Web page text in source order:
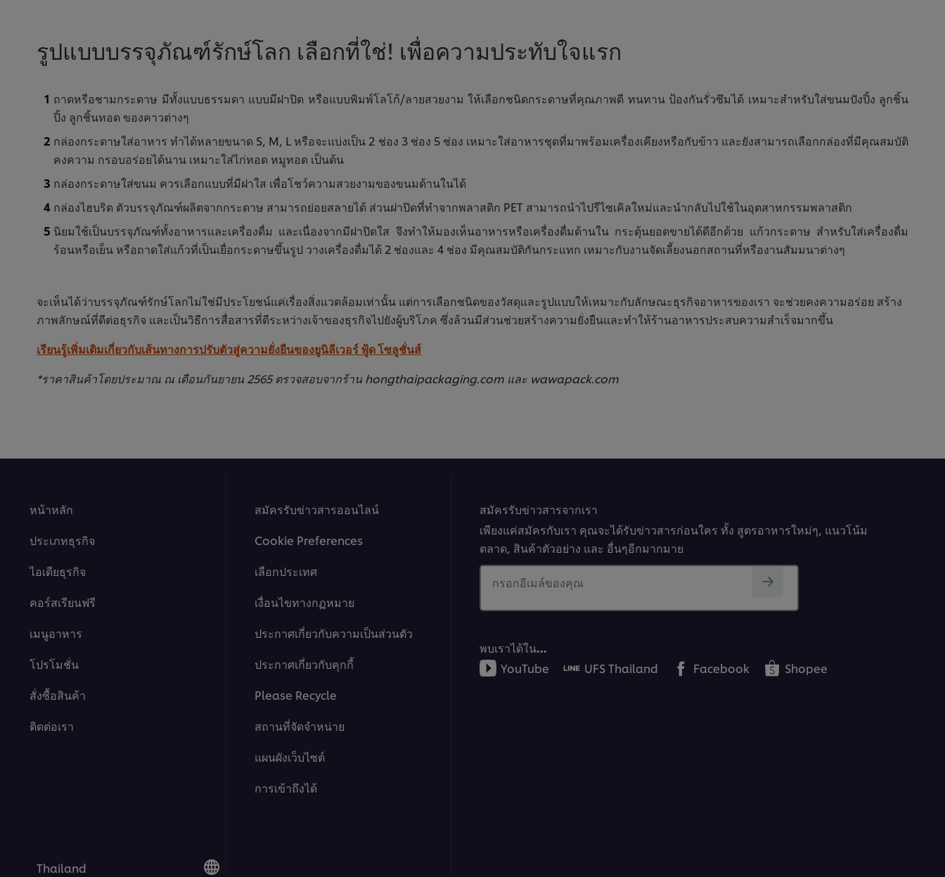
รูปแบบบรรจุภัณฑ์รักษ์โลก เลือกที่ใช่! เพื่อความประทับใจแรก
ถาดหรือชามกระดาษ มีทั้งแบบธรรมดา แบบมีฝาปิด หรือแบบพิมพ์โลโก้/ลายสวยงาม ให้เลือกชนิดกระดาษที่คุณภาพดี ทนทาน ป้องกันรั่วซึมได้ เหมาะสำหรับใส่ขนมปังปิ้ง ลูกชิ้น
ปิ้ง ลูกชิ้นทอด ของคาวต่างๆ
กล่องกระดาษใส่อาหาร ทำได้หลายขนาด S, M, L หรือจะแบ่งเป็น 2 ช่อง 3 ช่อง 5 ช่อง เหมาะใส่อาหารชุดที่มาพร้อมเครื่องเคียงหรือกับข้าว และยังสามารถเลือกกล่องที่มีคุณสมบัติ
คงความ กรอบอร่อยได้นาน เหมาะใส่ไก่ทอด หมูทอด เป็นต้น
กล่องกระดาษใส่ขนม ควรเลือกแบบที่มีฝาใส เพื่อโชว์ความสวยงามของขนมด้านในได้
กล่องไฮบริด ตัวบรรจุภัณฑ์ผลิตจากกระดาษ สามารถย่อยสลายได้ ส่วนฝาปิดที่ทำจากพลาสติก PET สามารถนำไปรีไซเคิลใหม่และนำกลับไปใช้ในอุตสาหกรรมพลาสติก
นิยมใช้เป็นบรรจุภัณฑ์ทั้งอาหารและเครื่องดื่ม และเนื่องจากมีฝาปิดใส จึงทำให้มองเห็นอาหารหรือเครื่องดื่มด้านใน กระตุ้นยอดขายได้ดีอีกด้วย แก้วกระดาษ สำหรับใส่เครื่องดื่ม
ร้อนหรือเย็น หรือถาดใส่แก้วที่เป็นเยื่อกระดาษขึ้นรูป วางเครื่องดื่มได้ 2 ช่องและ 4 ช่อง มีคุณสมบัติกันกระแทก เหมาะกับงานจัดเลี้ยงนอกสถานที่หรืองานสัมมนาต่างๆ
จะเห็นได้ว่าบรรจุภัณฑ์รักษ์โลกไม่ใช่มีประโยชน์แค่เรื่องสิ่งแวดล้อมเท่านั้น แต่การเลือกชนิดของวัสดุและรูปแบบให้เหมาะกับลักษณะธุรกิจอาหารของเรา จะช่วยคงความอร่อย สร้าง
ภาพลักษณ์ที่ดีต่อธุรกิจ และเป็นวิธีการสื่อสารที่ดีระหว่างเจ้าของธุรกิจไปยังผู้บริโภค ซึ่งล้วนมีส่วนช่วยสร้างความยั่งยืนและทำให้ร้านอาหารประสบความสำเร็จมากขึ้น
เรียนรู้เพิ่มเติมเกี่ยวกับเส้นทางการปรับตัวสู่ความยั่งยืนของยูนิลีเวอร์ ฟู้ด โซลูชั่นส์
*ราคาสินค้าโดยประมาณ ณ เดือนกันยายน 2565 ตรวจสอบจากร้าน hongthaipackaging.com และ wawapack.com
หน้าหลัก
ประเภทธุรกิจ
ไอเดียธุรกิจ
คอร์สเรียนฟรี
เมนูอาหาร
โปรโมชั่น
สั่งซื้อสินค้า
ติดต่อเรา
สมัครรับข่าวสารออนไลน์
Cookie Preferences
เลือกประเทศ
เงื่อนไขทางกฏหมาย
ประกาศเกี่ยวกับความเป็นส่วนตัว
ประกาศเกี่ยวกับคุกกี้
Please Recycle
สถานที่จัดจำหน่าย
แผนผังเว็บไซต์
การเข้าถึงได้
สมัครรับข่าวสารจากเรา
เพียงแค่สมัครกับเรา คุณจะได้รับข่าวสารก่อนใคร ทั้ง สูตรอาหารใหม่ๆ, แนวโน้ม
ตลาด, สินค้าตัวอย่าง และ อื่นๆอีกมากมาย
กรอกอีเมล์ของคุณ
พบเราได้ใน…
YouTube
UFS Thailand Facebook Shopee
Thailand